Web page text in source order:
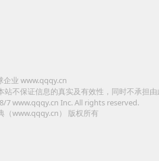
企业 www.qqqy.cn
不保证信息的真实及有效性，同时不承担由
7www.qqqy.cn Inc. All rights reserved.
（www.qqqy.cn）
版权所有